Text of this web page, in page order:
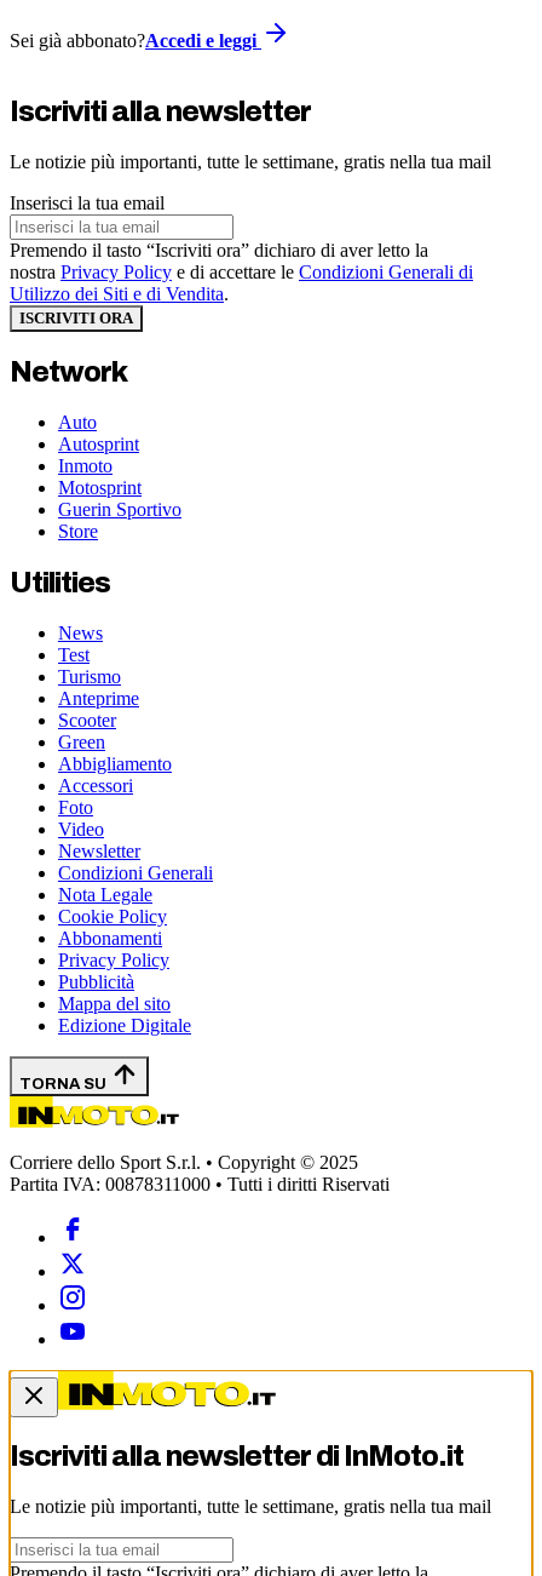
Sei già abbonato?Accedi e leggi
Iscriviti alla newsletter
Le notizie più importanti, tutte le settimane, gratis nella tua mail
Inserisci la tua email
Premendo il tasto “Iscriviti ora” dichiaro di aver letto la
nostra Privacy Policy e di accettare le Condizioni Generali di
Utilizzo dei Siti e di Vendita.
ISCRIVITI ORA
Network
Auto
Autosprint
Inmoto
Motosprint
Guerin Sportivo
Store
Utilities
News
Test
Turismo
Anteprime
Scooter
Green
Abbigliamento
Accessori
Foto
Video
Newsletter
Condizioni Generali
Nota Legale
Cookie Policy
Abbonamenti
Privacy Policy
Pubblicità
Mappa del sito
Edizione Digitale
TORNA SU
Corriere dello Sport S.r.l. • Copyright © 2025
Partita IVA: 00878311000 • Tutti i diritti Riservati
Iscriviti alla newsletter di InMoto.it
Le notizie più importanti, tutte le settimane, gratis nella tua mail